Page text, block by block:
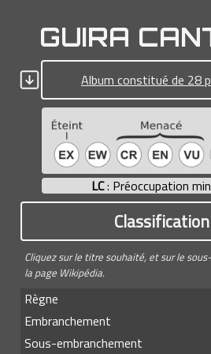
GUIRA
Album constitué de 28
LC: Préoccupation
Classification
Cliquez sur le titre souhaité, et sur le
la page Wikipédia.
Règne
Embranchement
Sous-embranchement